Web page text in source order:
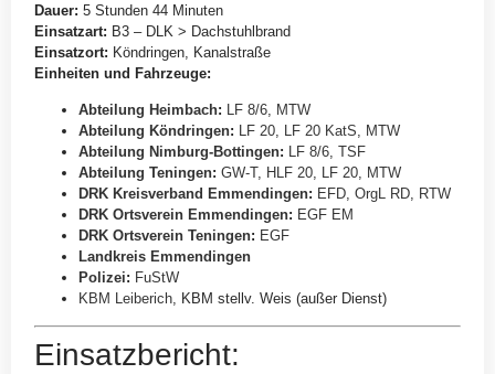
Dauer: 5 Stunden 44 Minuten
Einsatzart: B3 – DLK > Dachstuhlbrand
Einsatzort: Köndringen, Kanalstraße
Einheiten und Fahrzeuge:
Abteilung Heimbach: LF 8/6, MTW
Abteilung Köndringen: LF 20, LF 20 KatS, MTW
Abteilung Nimburg-Bottingen: LF 8/6,TSF
Abteilung Teningen: GW-T, HLF 20, LF 20, MTW
DRK Kreisverband Emmendingen: EFD,OrgL RD, RTW
DRK Ortsverein Emmendingen: EGF EM
DRK Ortsverein Teningen: EGF
Landkreis Emmendingen
Polizei: FuStW
KBM Leiberich, KBM stellv. Weis (außer Dienst)
Einsatzbericht: